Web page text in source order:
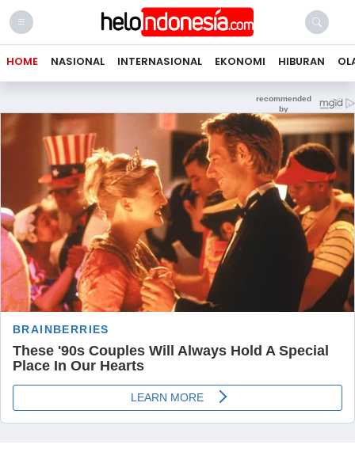
HOME NASIONAL INTERNASIONAL EKONOMI HIBURAN